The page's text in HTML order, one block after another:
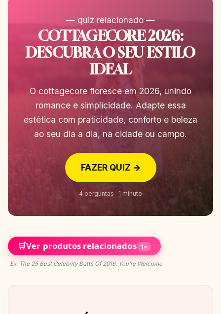
— quiz relacionado —
COTTAGECORE 2026:
DESCUBRA O SEU ESTILO
IDEAL
O cottagecore floresce em 2026, unindo
romance e simplicidade. Adapte essa
estética com praticidade, conforto e beleza
ao seu dia a dia, na cidade ou campo.
FAZER QUIZ →
4 perguntas · 1 minuto
🛒Ver produtos relacionados 1▾
Ex: The 25 Best Celebrity Butts Of 2016. You’re Welcome